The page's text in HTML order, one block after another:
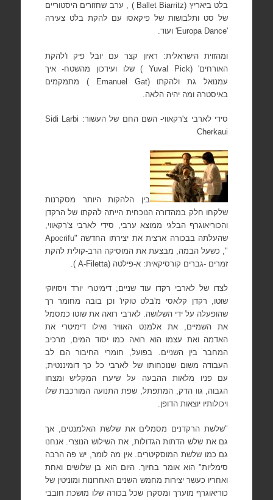
בלט ביאריץ (Ballet Biarritz ) , ערב שחזורים היסטוריים
של סט ותלבושות של פיקאסו עם להקת בלט צעירה
'
'Europa Danceועוד.
ומהזוית הישראלית: ראיון קצר עם יובל פיק ו'להקת
האורחים'(
Yuval Pick) שלו ועידכון מהשטח- איך
עמנואל גת ולהקתו(
Emanuel Gat
) מתמקמים
באיסטרה ומה יהיה הלאה.
סידי לארבי צ'רקאווי- השם החם של העשור: Sidi Larbi
Cherkaui
בין הלהקות היותר מסקרנות
שלקחו חלק במהדורה הנוכחית הייתה להקתו של הרקדן
והכוריאוגרף הבלגי ממוצא ערבי, סידי לארבי צ'רקאווי,
שהעלתה בבכורה ארצית את יצירתו החדשה "Apocrifu
", כשעל הבמה, מבצעת את המוסיקה הרב-קוליתלהקת
זמרים -גברים קורסיקאית: א-פילטה (A-Filetta
).
לצדו של לארבי רקדו עוד שניים; דימיטרי יורד ויסויוקי
שוטו, רקדן קלאסי מ'בלט טוקיו' וכן בובה מחומר רך
שהופעלה על ידי השלושה. לארבי רואה את שוטו כמסמל
את השמיים, את אלמנט האוויר ואילו דימיטרי את
האדמה ואת עצמו הוא רואה כמו יסוד המים, מרכיב
המחבר בין השניים. בפועל, חומרי החיבור הם לב
העבודה משום שנוכחותו של לארבי כל כך דומיננטית;
עם פניו מלאות ההבעה על שיערו המקליש ומצחו
הגבוה, גוו הדק, המתפתל, שפת התנועה המורכבת שלו
ויכולותיו יוצאות הדופן.
"שלשת הרקדנים מסמלים את שלשת האלמנטים, אך
גם את שלש הדתות הגדולות, את השילוש הנוצרי. אנחנו
גם כמו שלשת המוסקיטרים. אין מה לומר, יש פה הרבה
סימליות" הוא אומר בחיוך. היום הוא בן שלושים ואחת
ואחריו כעשר יצירות מחמש השנים האחרונות ומוניטין של
כוריאוגרף מוערך ומסקרן שכל בכורה שלו מושכת חובבי